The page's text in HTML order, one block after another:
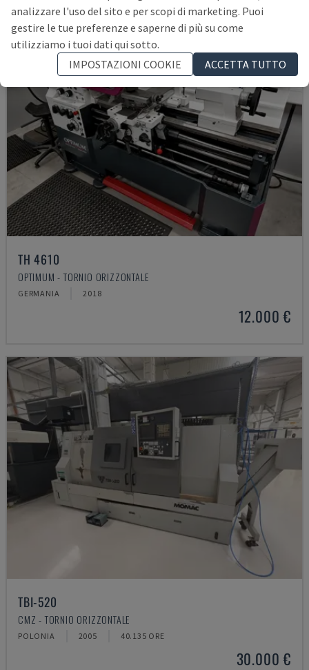
TH 4610
OPTIMUM - TORNIO ORIZZONTALE
GERMANIA 2018
12.000 €
TBI-520
CMZ - TORNIO ORIZZONTALE
POLONIA 2005 40.135 ORE
30.000 €
analizzare l'uso del sito e per scopi di marketing. Puoi
gestire le tue preferenze e saperne di più su come
utilizziamo i tuoi dati qui sotto.
IMPOSTAZIONI COOKIE
ACCETTA TUTTO